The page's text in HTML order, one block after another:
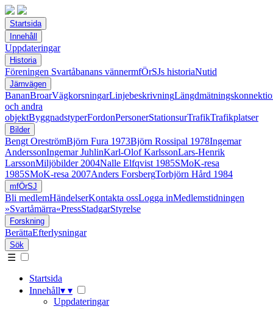
Startsida
Innehåll
Uppdateringar
Historia
Föreningen Svartåbanans vännermfÖrSJs historiaNutid
Järnvägen
BananBroarVägkorsningarLinjebeskrivning
och andra
objektByggnadstyperFordonPersonerStationsurTrafikTrafikplatser
Bilder
Bengt OreströmBjörn Fura 1973Björn Rossipal 1978Ingemar
AnderssonIngemar JuhlinKarl-Olof KarlssonLars-Henrik
LarssonMiljöbilder 2004Nalle Elfqvist 1985SMoK-resa
1985SMoK-resa 2007Anders ForsbergTorbjörn Hård 1984
mfÖrSJ
Bli medlemHändelserKontakta ossLogga inMedlemstidningen
»Svartåmärra«PressStadgarStyrelse
Forskning
BerättaEfterlysningar
Sök
☰
Startsida
Innehåll▾ ▾
Uppdateringar